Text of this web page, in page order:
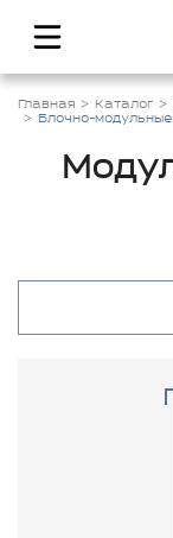
Главная Каталог
Блочно-